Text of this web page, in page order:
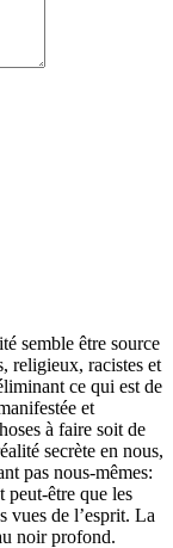
semble être source
religieux, racistes et
ce qui est de
et
à faire soit de
secrète en nous,
pas nous-mêmes:
peut-être que les
vues de l’esprit. La
noir profond.